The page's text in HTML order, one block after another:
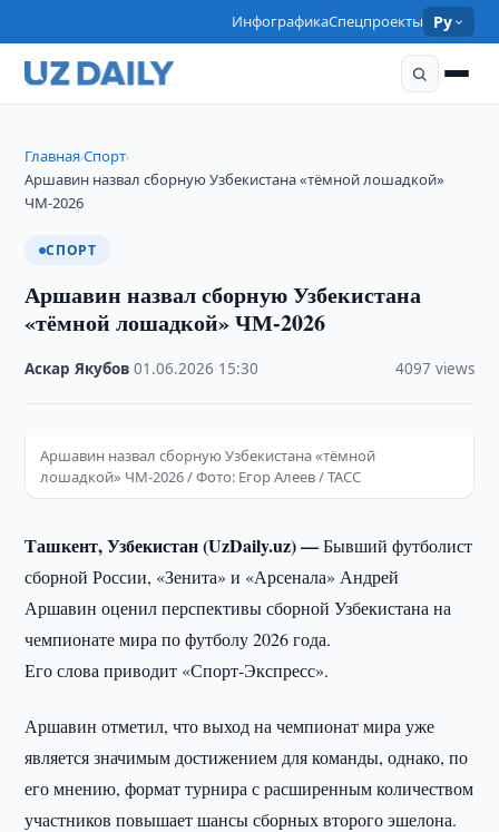
ИнфографикаСпецпроекты Ру
Главная›Спорт›
Аршавин назвал сборную Узбекистана «тёмной лошадкой»
ЧМ-2026
СПОРТ
Аршавин назвал сборную Узбекистана
«тёмной лошадкой» ЧМ-2026
Аскар Якубов ·01.06.2026 15:30 4097 views
Аршавин назвал сборную Узбекистана «тёмной
лошадкой» ЧМ-2026 / Фото: Егор Алеев / ТАСС
Ташкент, Узбекистан (UzDaily.uz) —Бывший футболист
сборной России, «Зенита» и «Арсенала» Андрей
Аршавин оценил перспективы сборной Узбекистана на
чемпионате мира по футболу 2026 года.
Его слова приводит «Спорт-Экспресс».
Аршавин отметил, что выход на чемпионат мира уже
является значимым достижением для команды, однако, по
его мнению, формат турнира с расширенным количеством
участников повышает шансы сборных второго эшелона.